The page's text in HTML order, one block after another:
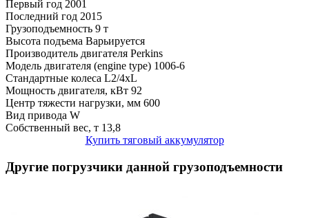
Первый год 2001
Последний год 2015
Грузоподъемность 9 т
Высота подъема Варьируется
Производитель двигателя Perkins
Модель двигателя (engine type) 1006-6
Стандартные колеса L2/4xL
Мощность двигателя, кВт 92
Центр тяжести нагрузки, мм 600
Вид привода W
Собственный вес, т 13,8
Купить тяговый аккумулятор
Другие погрузчики данной грузоподъемности